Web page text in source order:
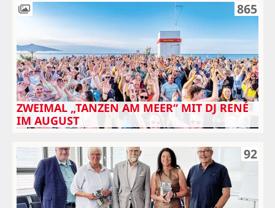
865
ZWEIMAL „TANZEN AM MEER“ MIT DJ RENÉ
IM AUGUST
92